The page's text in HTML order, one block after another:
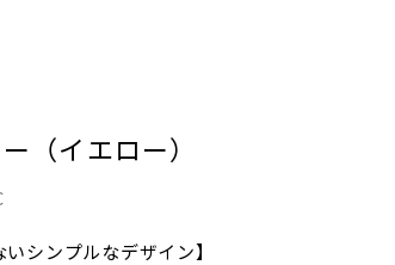
（イエロー）
シンプルなデザイン】